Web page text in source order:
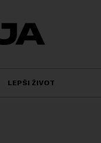
LEPŠI ŽIVOT